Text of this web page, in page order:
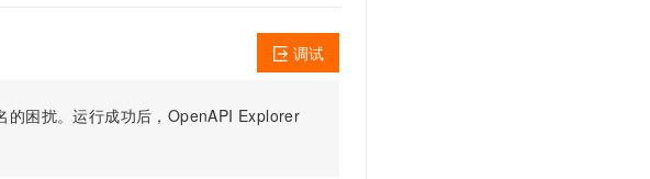
的困扰。运行成功后，OpenAPI Explorer
调试
云原生的云上边界网络安全防护产品
户专享
AI助力短剧漫剧创作，剧本、分镜、视频高效生成
AI智能应用，一键激活高效办公新体验
Red Hat